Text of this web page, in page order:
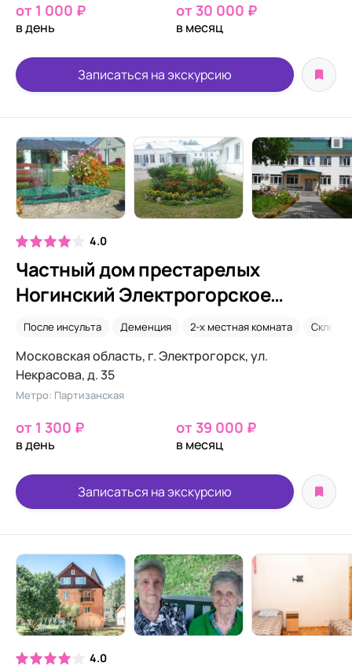
от 1 000 ₽
в день
от 30 000 ₽
в месяц
Записаться на экскурсию
4.0
Частный дом престарелых
Ногинский Электрогорское
отделение
После инсульта Деменция 2-х местная комната Склероз
Московская область, г. Электрогорск, ул.
Некрасова, д. 35
Метро: Партизанская
от 1 300 ₽
в день
от 39 000 ₽
в месяц
Записаться на экскурсию
4.0